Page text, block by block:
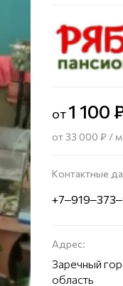
от1 100
от 33 000 ₽ /
Контактные
Адрес:
Заречный
область